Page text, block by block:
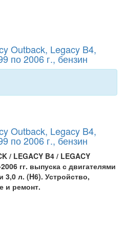
Outback, Legacy B4,
по 2006 г., бензин
Outback, Legacy B4,
по 2006 г., бензин
/ LEGACY B4 / LEGACY
гг. выпуска с двигателями
3,0 л. (H6). Устройство,
и ремонт.